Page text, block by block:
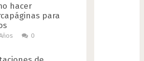
hacer
para
0